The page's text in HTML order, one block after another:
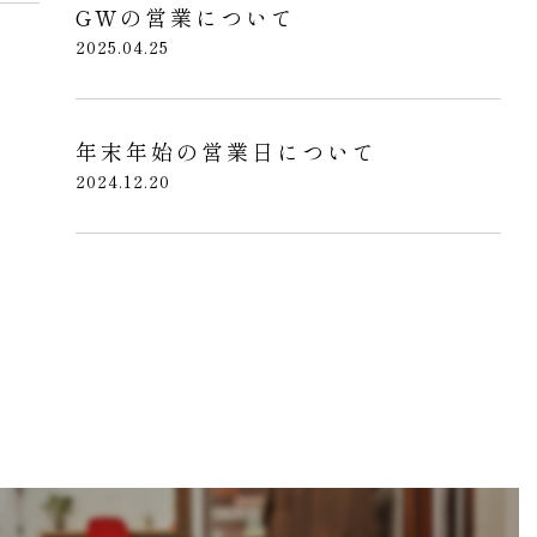
GWの営業について
2025.04.25
年末年始の営業日について
2024.12.20